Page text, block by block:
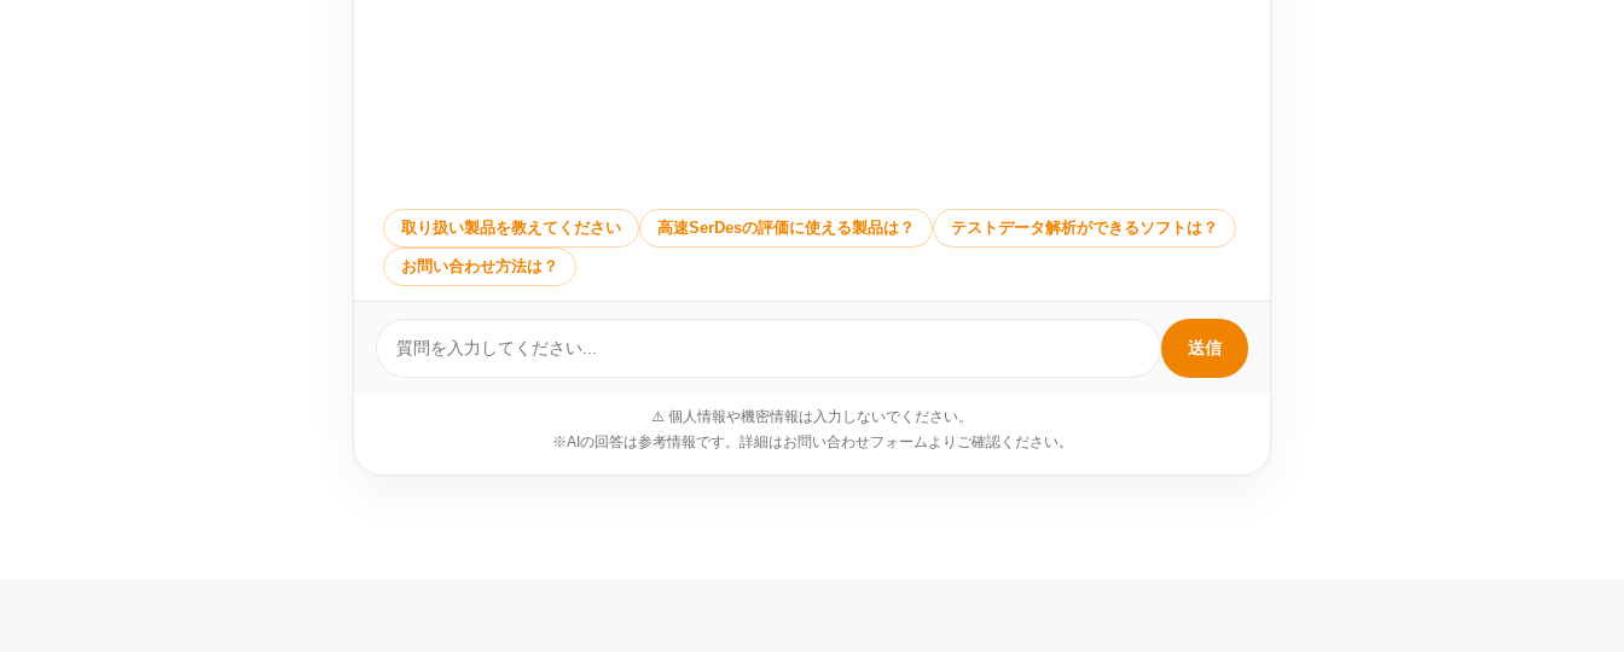
取り扱い製品を教えてください 高速SerDesの評価に使える製品は？ テストデータ解析ができるソフトは？
お問い合わせ方法は？
送信
⚠️ 個人情報や機密情報は入力しないでください。
※AIの回答は参考情報です。詳細はお問い合わせフォームよりご確認ください。